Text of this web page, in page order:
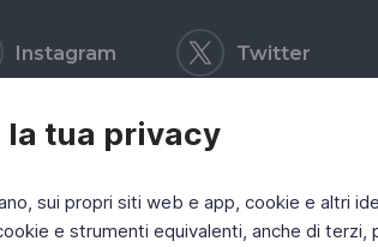
la tua privacy
sui propri siti web e app, cookie e altri
e strumenti equivalenti, anche di
Instagram Twitter